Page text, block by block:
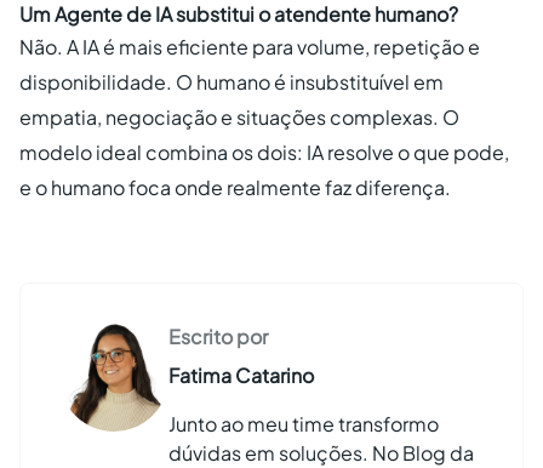
Um Agente de IA substitui o atendente humano?
Não. A IA é mais eficiente para volume, repetição e
disponibilidade. O humano é insubstituível em
empatia, negociação e situações complexas. O
modelo ideal combina os dois: IA resolve o que pode,
e o humano foca onde realmente faz diferença.
Escrito por
Fatima Catarino
Junto ao meu time transformo
dúvidas em soluções. No Blog da